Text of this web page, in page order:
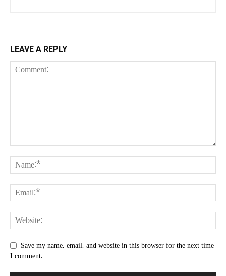
LEAVE A REPLY
Save my name, email, and website in this browser for the next time
I comment.